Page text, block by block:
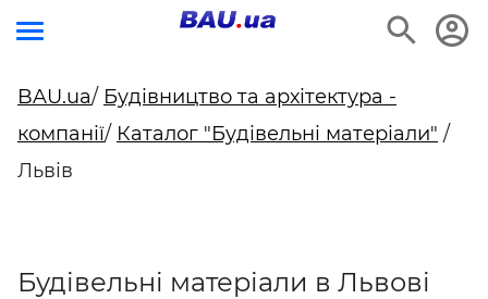
BAU.ua/ Будівництво та архітектура -
компанії/ Каталог "Будівельні матеріали" /
Львів
Будівельні матеріали в Львові